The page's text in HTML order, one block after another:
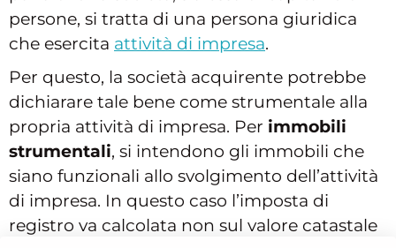
persone, si tratta di una persona giuridica
che esercita attività di impresa.
Per questo, la società acquirente potrebbe
dichiarare tale bene come strumentale alla
propria attività di impresa. Per immobili
strumentali, si intendono gli immobili che
siano funzionali allo svolgimento dell’attività
di impresa. In questo caso l’imposta di
registro va calcolata non sul valore catastale